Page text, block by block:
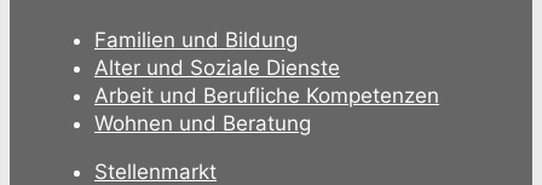
Familien und Bildung
Alter und Soziale Dienste
Arbeit und Berufliche Kompetenzen
Wohnen und Beratung
Stellenmarkt